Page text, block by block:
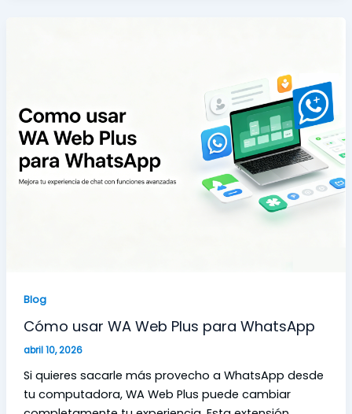
Blog
Cómo usar WA Web Plus para WhatsApp
abril 10, 2026
Si quieres sacarle más provecho a WhatsApp desde
tu computadora, WA Web Plus puede cambiar